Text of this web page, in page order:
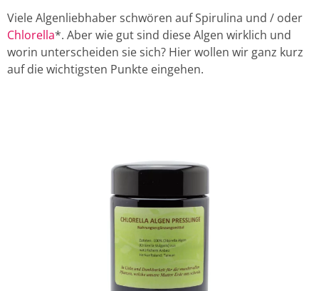
Viele Algenliebhaber schwören auf Spirulina und / oder
Chlorella*. Aber wie gut sind diese Algen wirklich und
worin unterscheiden sie sich? Hier wollen wir ganz kurz
auf die wichtigsten Punkte eingehen.